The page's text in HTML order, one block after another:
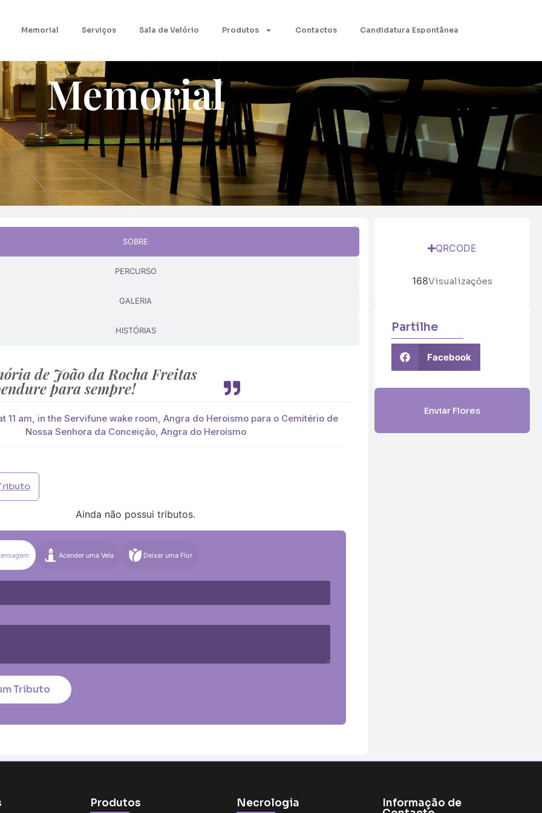
Memorial Serviços Sala de Velório Produtos Contactos Candidatura Espontânea
Memorial
SOBRE
PERCURSO
GALERIA
HISTÓRIAS
de João da Rocha Freitas
para sempre!
11 am, in the Servifune wake room, Angra do Heroismo para o Cemitério de
Nossa Senhora da Conceição, Angra do Heroísmo
Ainda não possui tributos.
Acender uma Vela Deixar uma Flor
Tributo
QRCODE
168Visualizações
Partilhe
Facebook
Enviar Flores
Produtos Necrologia
Informação de
Pague já com PayPal
paga de imediato com Paypal
Palma Cruz Coração
Coroa
Média (€100)
Média (€100)
Média (€100)
(€85) Média (€100)
Grande (€115)
*